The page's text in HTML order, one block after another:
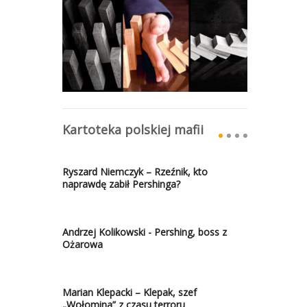
Kartoteka polskiej mafii
Ryszard Niemczyk – Rzeźnik, kto
naprawdę zabił Pershinga?
Andrzej Kolikowski - Pershing, boss z
Ożarowa
Marian Klepacki – Klepak, szef